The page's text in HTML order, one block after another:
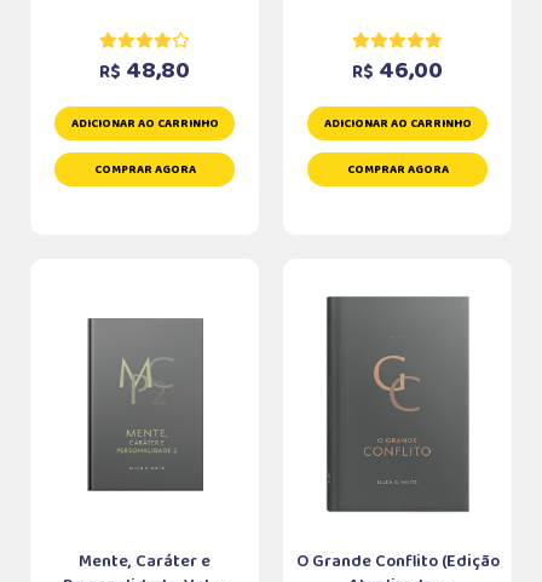
R$ 48,80
ADICIONAR AO CARRINHO
COMPRAR AGORA
R$ 46,00
ADICIONAR AO CARRINHO
COMPRAR AGORA
Mente, Caráter e
O Grande Conflito (Edição